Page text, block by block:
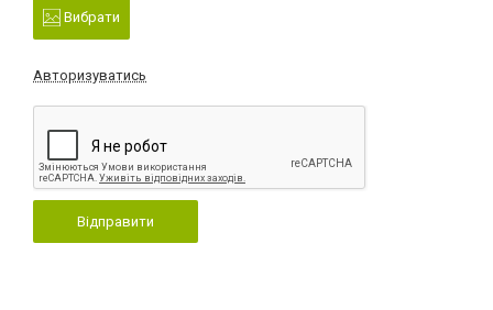
Вибрати
Авторизуватись
Відправити